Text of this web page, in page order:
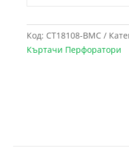
Код: CT18108-BMC
Къртачи Перфоратори